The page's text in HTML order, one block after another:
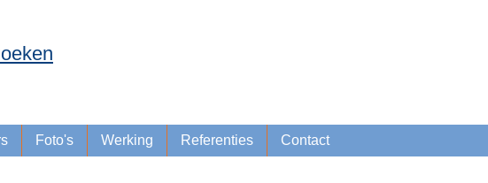
Foto's Werking Referenties Contact